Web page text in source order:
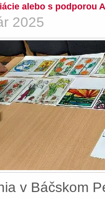
alebo s podporou
2025
v Báčskom